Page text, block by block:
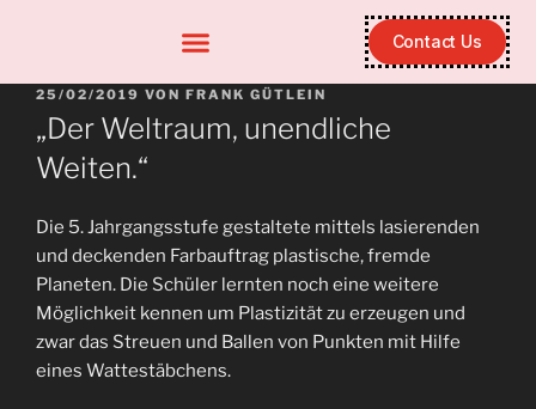
Contact Us
25/02/2019 VON FRANK GÜTLEIN
„Der Weltraum, unendliche
Weiten.“
Die 5. Jahrgangsstufe gestaltete mittels lasierenden
und deckenden Farbauftrag plastische, fremde
Planeten. Die Schüler lernten noch eine weitere
Möglichkeit kennen um Plastizität zu erzeugen und
zwar das Streuen und Ballen von Punkten mit Hilfe
eines Wattestäbchens.